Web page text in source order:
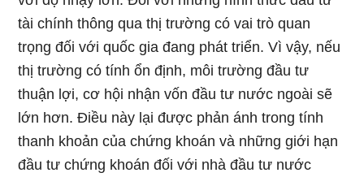
tài chính thông qua thị trường có vai trò quan
trọng đối với quốc gia đang phát triển. Vì vậy, nếu
thị trường có tính ổn định, môi trường đầu tư
thuận lợi, cơ hội nhận vốn đầu tư nước ngoài sẽ
lớn hơn. Điều này lại được phản ánh trong tính
thanh khoản của chứng khoán và những giới hạn
đầu tư chứng khoán đối với nhà đầu tư nước